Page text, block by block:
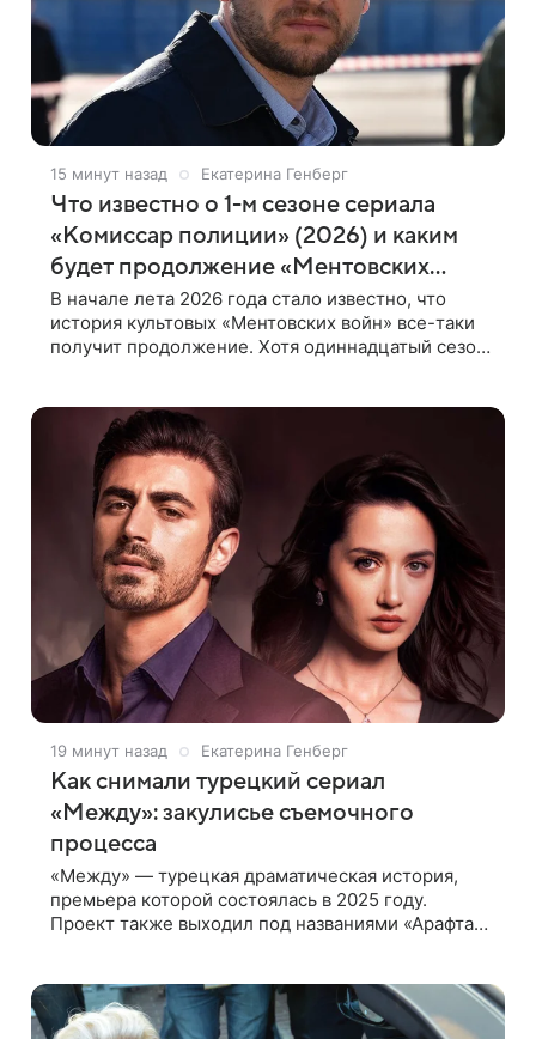
15 минут назад Екатерина Генберг
Что известно о 1-м сезоне сериала
«Комиссар полиции» (2026) и каким
будет продолжение «Ментовских
войн»
В начале лета 2026 года стало известно, что
история культовых «Ментовских войн» все-таки
получит продолжение. Хотя одиннадцатый сезон
19 минут назад Екатерина Генберг
Как снимали турецкий сериал
«Между»: закулисье съемочного
процесса
«Между» — турецкая драматическая история,
премьера которой состоялась в 2025 году.
Проект также выходил под названиями «Арафта»